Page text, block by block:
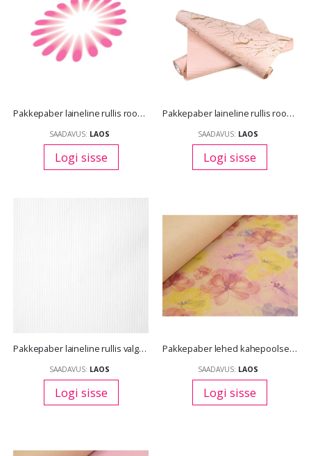
Pakkepaber laineline rullis roosa 100 cm *10 m
SAADAVUS: LAOS
Logi sisse
Pakkepaber laineline rullis roosa/kuldne marmor 50 cm *10 m
SAADAVUS: LAOS
Logi sisse
Pakkepaber laineline rullis valge 50 cm *10 m
SAADAVUS: LAOS
Logi sisse
Pakkepaber lehed kahepoolsed lilleline/beež 70 *100 cm 10 lehte/pk
SAADAVUS: LAOS
Logi sisse